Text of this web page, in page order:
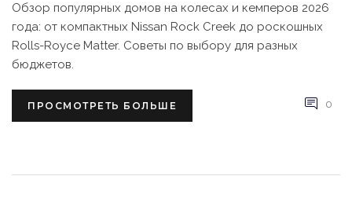
Обзор популярных домов на колесах и кемперов 2026
года: от компактных Nissan Rock Creek до роскошных
Rolls-Royce Matter. Советы по выбору для разных
бюджетов.
ПРОСМОТРЕТЬ БОЛЬШЕ 0